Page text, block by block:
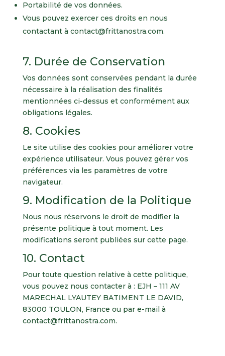
Portabilité de vos données.
Vous pouvez exercer ces droits en nous
contactant à contact@frittanostra.com.
7. Durée de Conservation
Vos données sont conservées pendant la durée
nécessaire à la réalisation des finalités
mentionnées ci-dessus et conformément aux
obligations légales.
8. Cookies
Le site utilise des cookies pour améliorer votre
expérience utilisateur. Vous pouvez gérer vos
préférences via les paramètres de votre
navigateur.
9. Modification de la Politique
Nous nous réservons le droit de modifier la
présente politique à tout moment. Les
modifications seront publiées sur cette page.
10. Contact
Pour toute question relative à cette politique,
vous pouvez nous contacter à : EJH – 111 AV
MARECHAL LYAUTEY BATIMENT LE DAVID,
83000 TOULON, France ou par e-mail à
contact@frittanostra.com.